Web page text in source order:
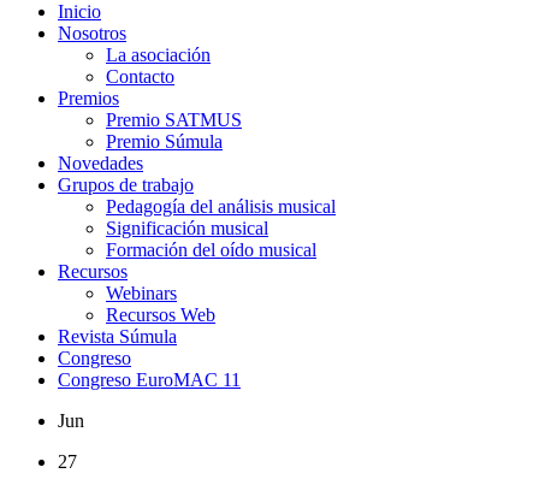
Inicio
Nosotros
La asociación
Contacto
Premios
Premio SATMUS
Premio Súmula
Novedades
Grupos de trabajo
Pedagogía del análisis musical
Significación musical
Formación del oído musical
Recursos
Webinars
Recursos Web
Revista Súmula
Congreso
Congreso EuroMAC 11
Jun
27